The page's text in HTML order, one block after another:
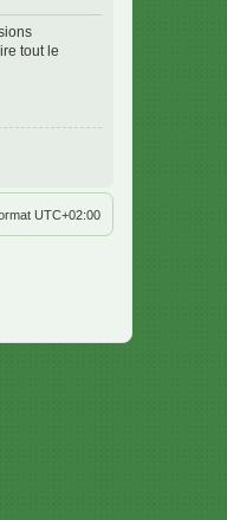
tout le
UTC+02:00